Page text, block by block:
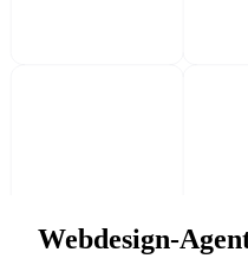
Webdesign-